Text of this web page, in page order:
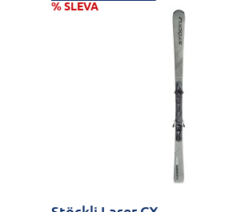
% SLEVA